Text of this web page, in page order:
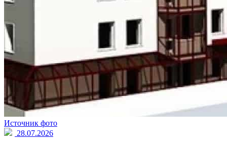
Источник фото
28.07.2026